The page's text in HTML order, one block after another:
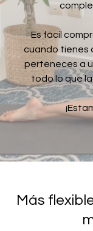
Es fácil
cuando tienes
perteneces a
todo lo que
Más